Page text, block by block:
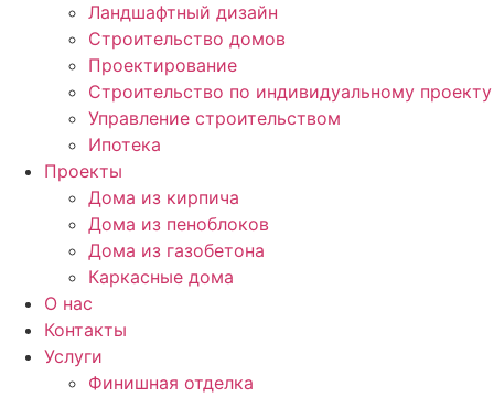
Ландшафтный дизайн
Строительство домов
Проектирование
Строительство по индивидуальному проекту
Управление строительством
Ипотека
Проекты
Дома из кирпича
Дома из пеноблоков
Дома из газобетона
Каркасные дома
О нас
Контакты
Услуги
Финишная отделка